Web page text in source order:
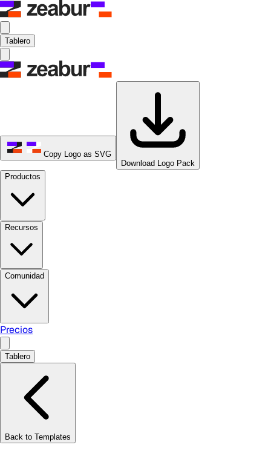
Tablero
Copy Logo as SVG
Download Logo Pack
Productos
Recursos
Comunidad
Precios
Tablero
Back to Templates